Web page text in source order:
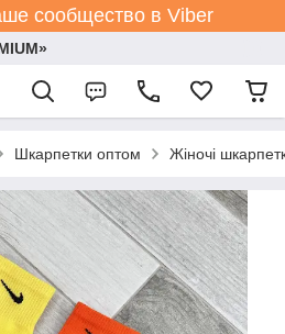
сообщество в Viber
Шкарпетки оптом Жіночі